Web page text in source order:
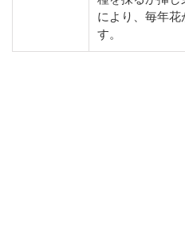
により、毎年花
す。